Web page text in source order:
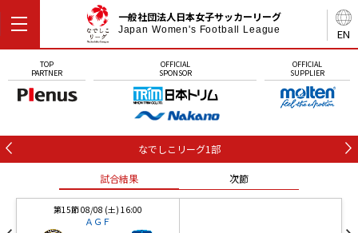
EN
一般社団法人日本女子サッカーリーグ
Japan Women's Football League
TOP
PARTNER
OFFICIAL
SPONSOR
OFFICIAL
SUPPLIER
なでしこリーグ1部
試合結果 次節
第15節 08/08 (土) 16:00
ＡＧＦ